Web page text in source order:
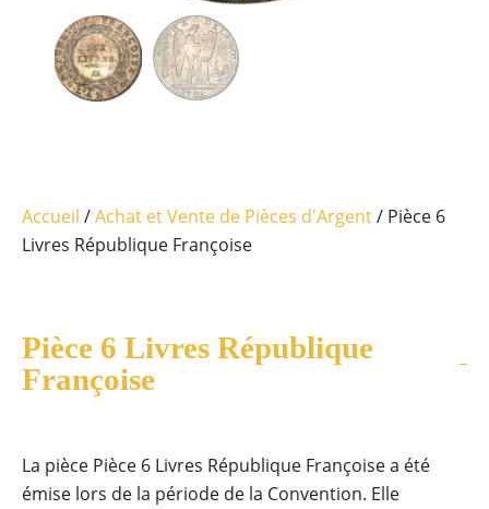
Accueil /Achat et Vente de Pièces d'Argent/ Pièce 6
Livres République Françoise
Pièce 6 Livres République
Françoise
La pièce Pièce 6 Livres République Françoise a été
émise lors de la période de la Convention. Elle